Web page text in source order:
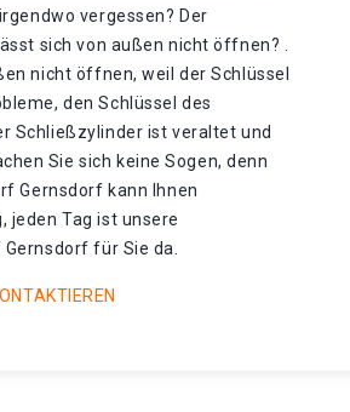
vergessen? Der
sich von außen nicht öffnen? .
nicht öffnen, weil der Schlüssel
den Schlüssel des
Schließzylinder ist veraltet und
Sie sich keine Sogen, denn
Gernsdorf kann Ihnen
jeden Tag ist unsere
für Sie da.